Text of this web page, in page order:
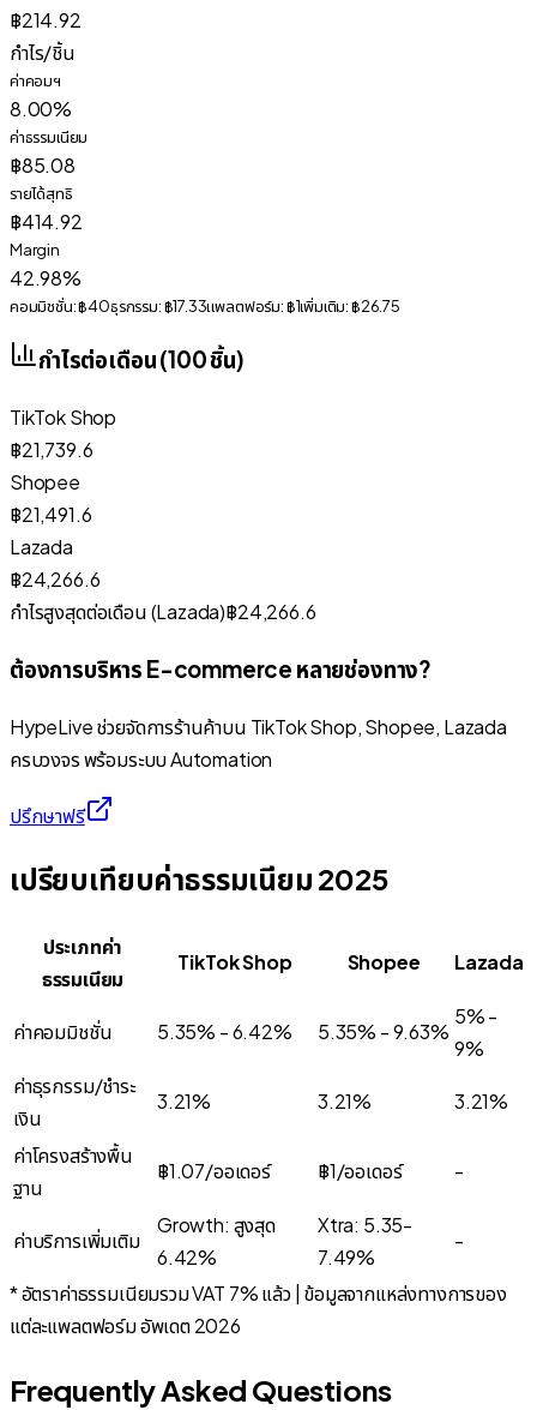
฿214.92
กำไร/ชิ้น
ค่าคอมฯ
8.00%
ค่าธรรมเนียม
฿85.08
รายได้สุทธิ
฿414.92
Margin
42.98%
คอมมิชชั่น:฿40ธุรกรรม:฿17.33แพลตฟอร์ม:฿1เพิ่มเติม:฿26.75
กำไรต่อเดือน (100ชิ้น)
TikTok Shop
฿21,739.6
Shopee
฿21,491.6
Lazada
฿24,266.6
กำไรสูงสุดต่อเดือน (Lazada)฿24,266.6
ต้องการบริหาร E-commerce หลายช่องทาง?
HypeLive ช่วยจัดการร้านค้าบน TikTok Shop, Shopee, Lazada
ครบวงจร พร้อมระบบ Automation
ปรึกษาฟรี
เปรียบเทียบค่าธรรมเนียม 2025
ประเภทค่า
ธรรมเนียม
TikTok Shop Shopee Lazada
ค่าคอมมิชชั่น 5.35% - 6.42% 5.35% - 9.63%
5% -
9%
ค่าธุรกรรม/ชำระ
เงิน
3.21% 3.21% 3.21%
ค่าโครงสร้างพื้น
ฐาน
฿1.07/ออเดอร์ ฿1/ออเดอร์ -
ค่าบริการเพิ่มเติม
Growth: สูงสุด
6.42%
Xtra: 5.35-
7.49%
-
* อัตราค่าธรรมเนียมรวม VAT 7% แล้ว | ข้อมูลจากแหล่งทางการของ
แต่ละแพลตฟอร์ม อัพเดต 2026
Frequently Asked Questions